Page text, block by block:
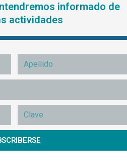
informado de
actividades